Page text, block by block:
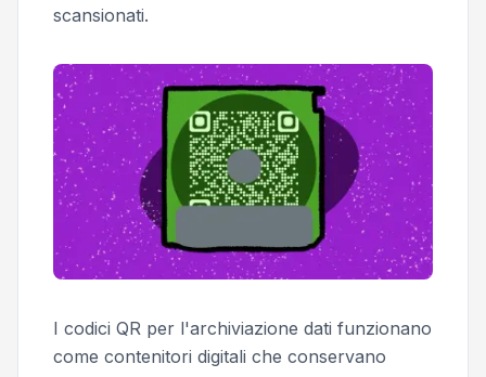
scansionati.
I codici QR per l'archiviazione dati funzionano
come contenitori digitali che conservano